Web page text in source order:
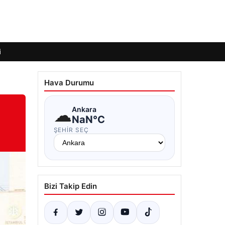
Hava Durumu
☁Ankara
NaN°C
ŞEHIR SEÇ
Bizi Takip Edin